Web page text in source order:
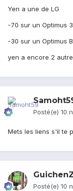
Yen a une de LG
-70 sur un Optimus
-30 sur un Optimus
yen a encore 2
Posté(e) 10
Mets les liens s'il te
Posté(e) 10